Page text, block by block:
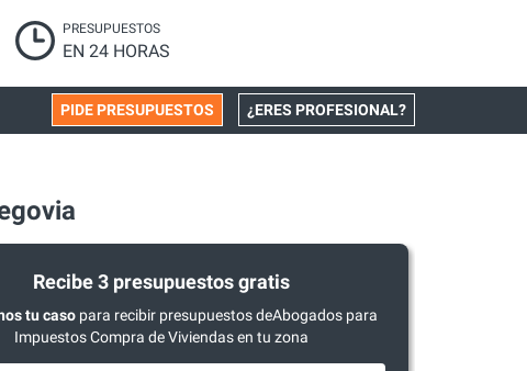
PRESUPUESTOS
EN 24 HORAS
¿ERES PROFESIONAL?
PIDE PRESUPUESTOS
Recibe 3 presupuestos gratis
tu casopara recibir presupuestos deAbogados para
Impuestos Compra de Viviendas en tu zona